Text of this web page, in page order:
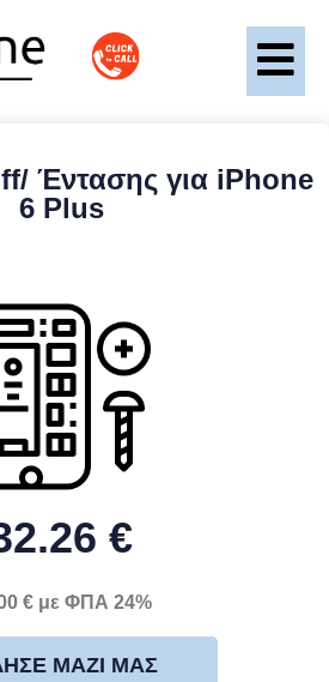
Έντασης για iPhone
6 Plus
€
€ με ΦΠΑ 24%
ΜΑΖΊ ΜΑΣ